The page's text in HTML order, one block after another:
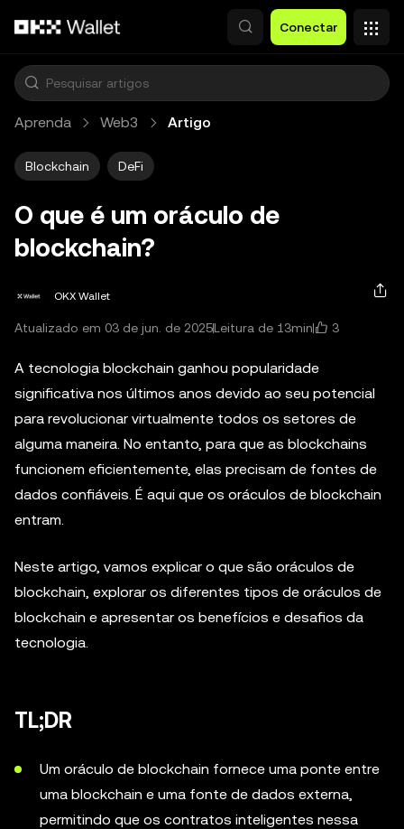
Conectar
Aprenda Web3 Artigo
Blockchain DeFi
O que é um oráculo de
blockchain?
OKX Wallet
Atualizado em 03 de jun. de 2025Leitura de 13min 3
A tecnologia blockchain ganhou popularidade
significativa nos últimos anos devido ao seu potencial
para revolucionar virtualmente todos os setores de
alguma maneira. No entanto, para que as blockchains
funcionem eficientemente, elas precisam de fontes de
dados confiáveis. É aqui que os oráculos de blockchain
entram.
Neste artigo, vamos explicar o que são oráculos de
blockchain, explorar os diferentes tipos de oráculos de
blockchain e apresentar os benefícios e desafios da
tecnologia.
TL;DR
Um oráculo de blockchain fornece uma ponte entre
uma blockchain e uma fonte de dados externa,
permitindo que os contratos inteligentes nessa